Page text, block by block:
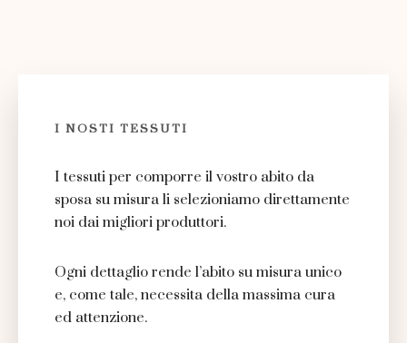
I NOSTI TESSUTI
I tessuti per comporre il vostro abito da
sposa su misura li selezioniamo direttamente
noi dai migliori produttori.
Ogni dettaglio rende l’abito su misura unico
e, come tale, necessita della massima cura
ed attenzione.